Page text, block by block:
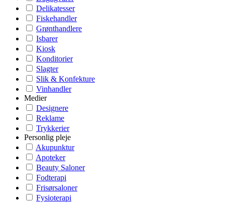
Delikatesser
Fiskehandler
Grønthandlere
Isbarer
Kiosk
Konditorier
Slagter
Slik & Konfekture
Vinhandler
Medier
Designere
Reklame
Trykkerier
Personlig pleje
Akupunktur
Apoteker
Beauty Saloner
Fodterapi
Frisørsaloner
Fysioterapi